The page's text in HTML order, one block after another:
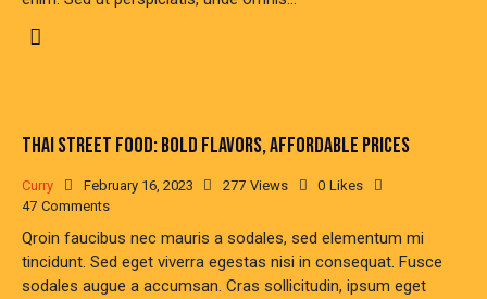
THAI STREET FOOD: BOLD FLAVORS, AFFORDABLE PRICES
Curry February 16, 2023 277 Views 0 Likes
47 Comments
Qroin faucibus nec mauris a sodales, sed elementum mi
tincidunt. Sed eget viverra egestas nisi in consequat. Fusce
sodales augue a accumsan. Cras sollicitudin, ipsum eget